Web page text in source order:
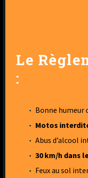
Le
:
Bonne humeur
Motos
Abus d’alcool
30 km/h dans
Feux au sol